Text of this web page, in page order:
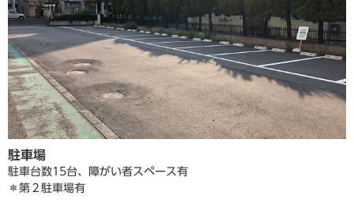
駐車場
駐車台数15台、障がい者スペース有
＊第２駐車場有